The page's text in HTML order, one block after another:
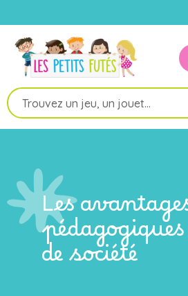
Recherche
de
produits
Les
de société